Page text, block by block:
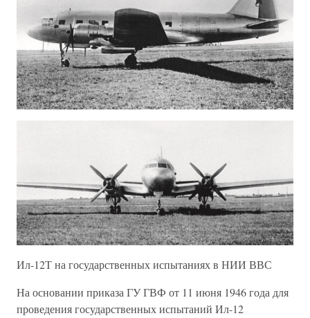
Ил-12Т на государственных испытаниях в НИИ ВВС
На основании приказа ГУ ГВФ от 11 июня 1946 года для
проведения государственных испытаний Ил-12